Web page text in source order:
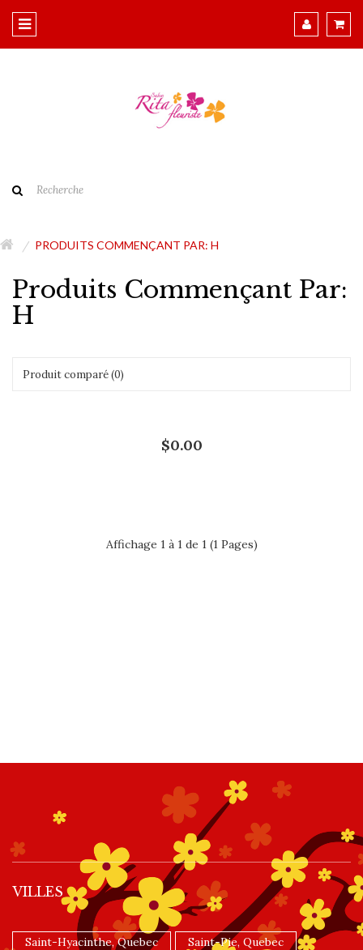
PRODUITS COMMENÇANT PAR: H
Produits Commençant Par:
H
Produit comparé (0)
$0.00
Affichage 1 à 1 de 1 (1 Pages)
VILLES
Saint-Hyacinthe, Quebec
Saint-Pie, Quebec